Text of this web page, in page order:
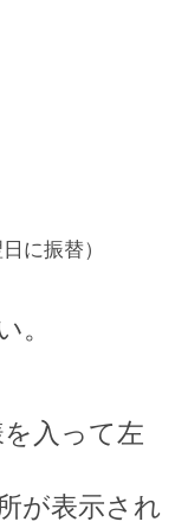
に振替）
。
入って左
が表示され